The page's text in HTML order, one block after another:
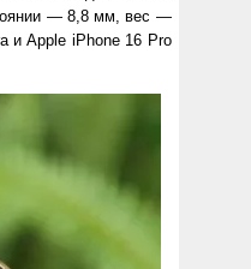
— 8,8 мм, вес —
и Apple iPhone 16 Pro